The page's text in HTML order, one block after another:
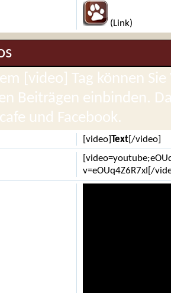
(Link)
[video] Tag können
Beiträgen einbinden.
und Facebook.
[video]Text[/video]
v=eOUq4Z6R7xI[/